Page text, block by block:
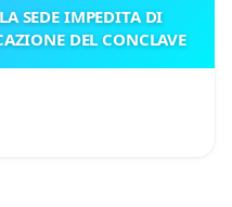
SEDE IMPEDITA DI
DEL CONCLAVE